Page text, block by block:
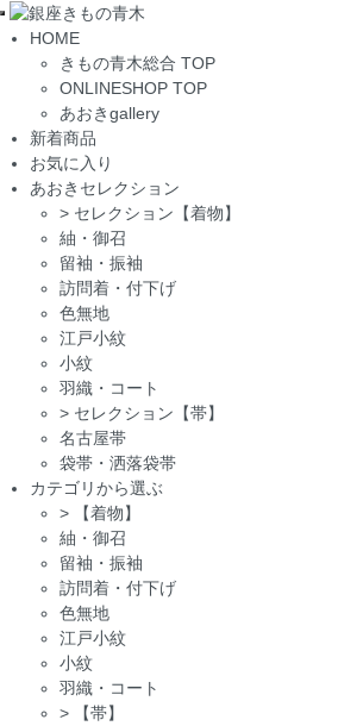
Toggle
navigation
HOME
きもの青木総合 TOP
ONLINESHOP TOP
あおきgallery
新着商品
お気に入り
あおきセレクション
> セレクション【着物】
紬・御召
留袖・振袖
訪問着・付下げ
色無地
江戸小紋
小紋
羽織・コート
> セレクション【帯】
名古屋帯
袋帯・洒落袋帯
カテゴリから選ぶ
>
【着物】
紬・御召
留袖・振袖
訪問着・付下げ
色無地
江戸小紋
小紋
羽織・コート
>
【帯】